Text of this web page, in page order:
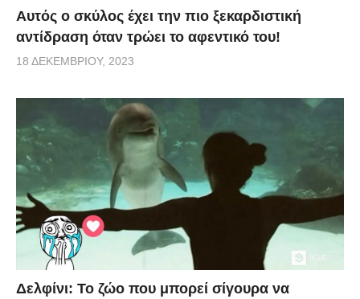
Αυτός ο σκύλος έχει την πιο ξεκαρδιστική
αντίδραση όταν τρώει το αφεντικό του!
18 ΔΕΚΕΜΒΡΊΟΥ, 2023
Δελφίνι: Το ζώο που μπορεί σίγουρα να